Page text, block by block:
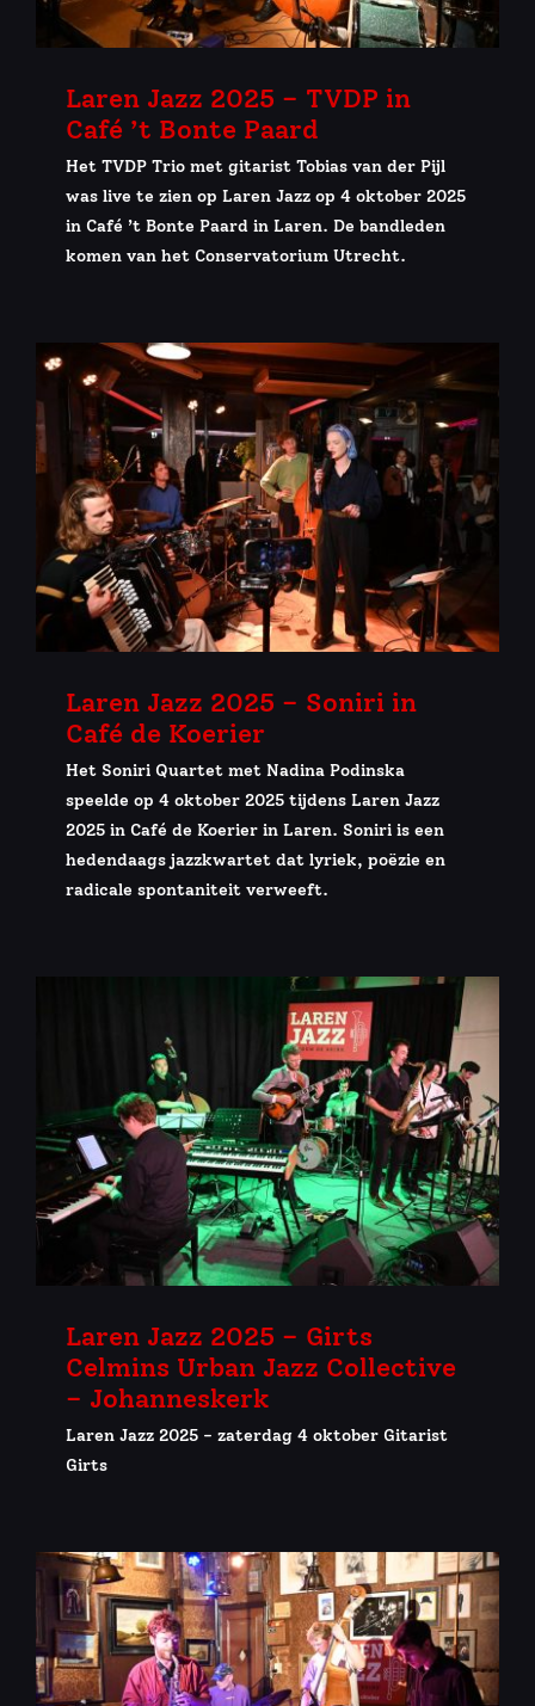
Laren Jazz 2025 – TVDP in
Café ’t Bonte Paard
Het TVDP Trio met gitarist Tobias van der Pijl
was live te zien op Laren Jazz op 4 oktober 2025
in Café ’t Bonte Paard in Laren. De bandleden
komen van het Conservatorium Utrecht.
Laren Jazz 2025 – Soniri in
Café de Koerier
Het Soniri Quartet met Nadina Podinska
speelde op 4 oktober 2025 tijdens Laren Jazz
2025 in Café de Koerier in Laren. Soniri is een
hedendaags jazzkwartet dat lyriek, poëzie en
radicale spontaniteit verweeft.
Laren Jazz 2025 – Girts
Celmins Urban Jazz Collective
– Johanneskerk
Laren Jazz 2025 - zaterdag 4 oktober Gitarist
Girts